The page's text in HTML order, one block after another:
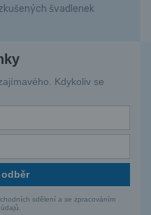
švadlenek
Kdykoliv se
sdělení a se zpracováním